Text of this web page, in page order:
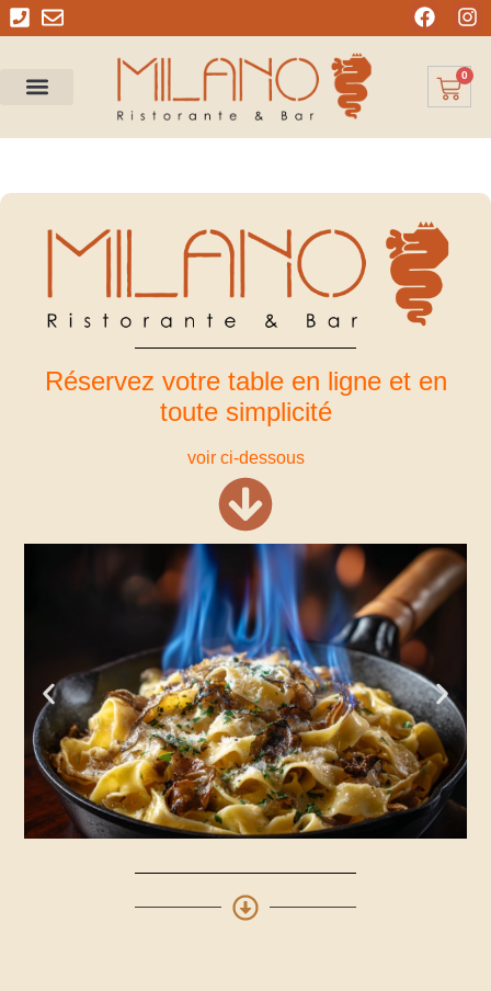
0
Réservez votre table en ligne et en
toute simplicité
voir ci-dessous